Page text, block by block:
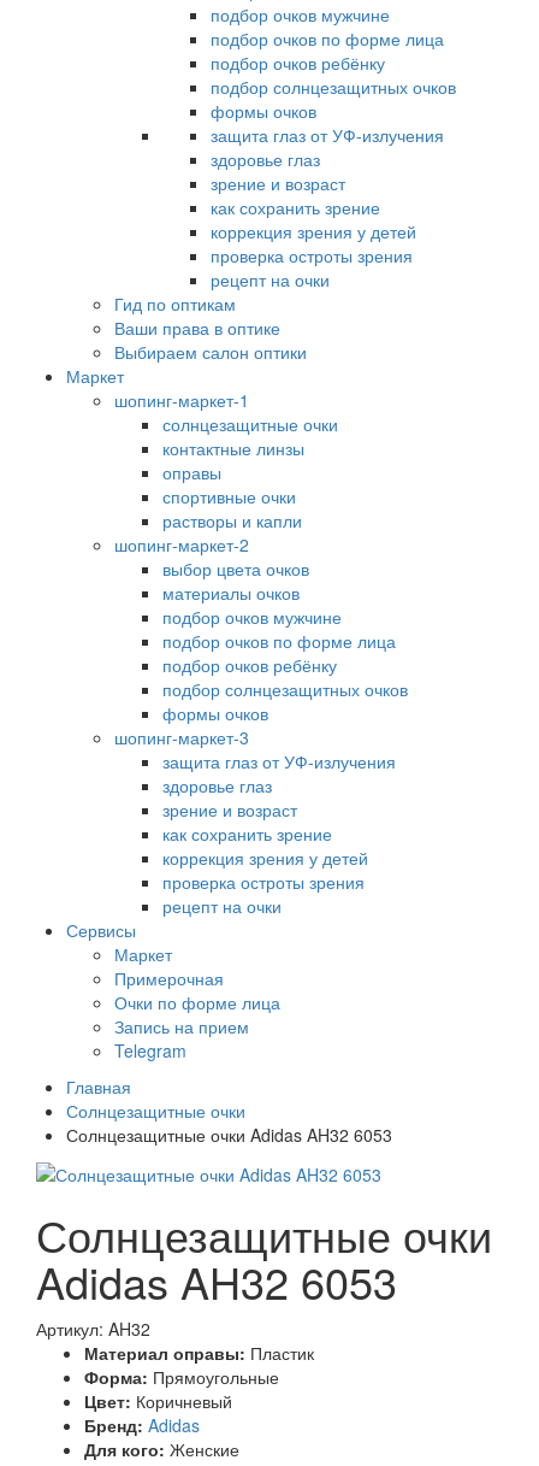
подбор очков мужчине
подбор очков по форме лица
подбор очков ребёнку
подбор солнцезащитных очков
формы очков
защита глаз от УФ-излучения
здоровье глаз
зрение и возраст
как сохранить зрение
коррекция зрения у детей
проверка остроты зрения
рецепт на очки
Гид по оптикам
Ваши права в оптике
Выбираем салон оптики
Маркет
шопинг-маркет-1
солнцезащитные очки
контактные линзы
оправы
спортивные очки
растворы и капли
шопинг-маркет-2
выбор цвета очков
материалы очков
подбор очков мужчине
подбор очков по форме лица
подбор очков ребёнку
подбор солнцезащитных очков
формы очков
шопинг-маркет-3
защита глаз от УФ-излучения
здоровье глаз
зрение и возраст
как сохранить зрение
коррекция зрения у детей
проверка остроты зрения
рецепт на очки
Сервисы
Маркет
Примерочная
Очки по форме лица
Запись на прием
Telegram
Главная
Солнцезащитные очки
Солнцезащитные очки Adidas AH32 6053
Солнцезащитные очки
Adidas AH32 6053
Артикул: AH32
Материал оправы: Пластик
Форма: Прямоугольные
Цвет: Коричневый
Бренд: Adidas
Для кого: Женские